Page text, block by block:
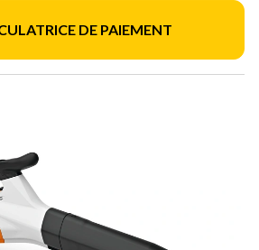
DE PAIEMENT